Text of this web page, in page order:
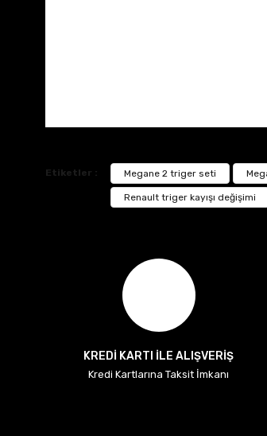
Etiketler : Megane 2 triger seti
Renault triger kayışı değişimi
KREDİ KARTI İLE ALIŞVERİŞ
Kredi Kartlarına Taksit İmkanı